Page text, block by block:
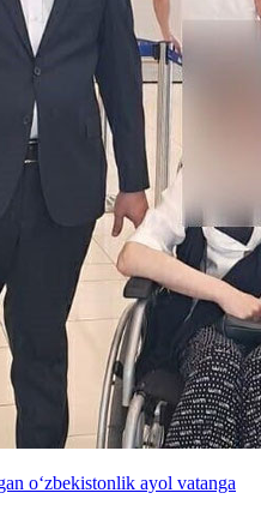
o‘zbekistonlik ayol vatanga